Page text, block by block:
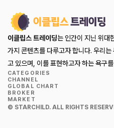
이클립스 트레이딩는 인간이 지닌 위대
가지 콘텐츠를 다루고자 합니다. 우리
고 있으며, 이를 표현하고자 하는 욕구
CATEGORIES
CHANNEL
GLOBAL CHART
BROKER
MARKET
© STARCHILD. ALL RIGHTS